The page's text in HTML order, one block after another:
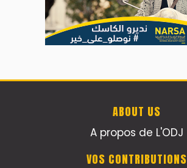
ABOUT US
A propos de L'ODJ
VOS CONTRIBUTIONS